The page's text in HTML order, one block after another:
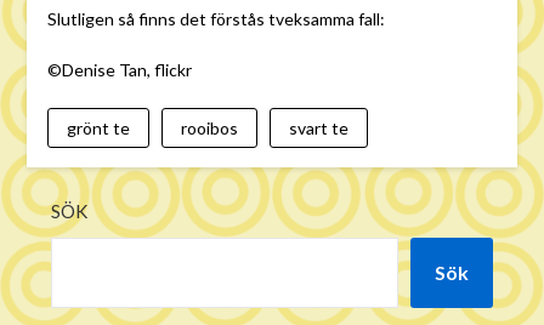
Slutligen så finns det förstås tveksamma fall:
©Denise Tan, flickr
grönt te rooibos svart te
SÖK
Sök